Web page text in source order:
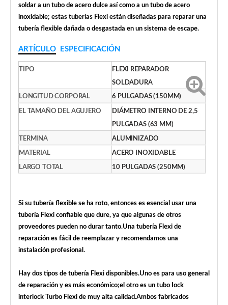
soldar a un tubo de acero dulce así como a un tubo de acero
inoxidable; estas tuberías Flexi están diseñadas para reparar una
tubería flexible dañada o desgastada en un sistema de escape.
ARTÍCULO ESPECIFICACIÓN
TIPO FLEXI REPARADOR
SOLDADURA
LONGITUD CORPORAL 6 PULGADAS (150MM)
EL TAMAÑO DEL AGUJERO DIÁMETRO INTERNO DE 2,5
PULGADAS (63 MM)
TERMINA ALUMINIZADO
MATERIAL ACERO INOXIDABLE
LARGO TOTAL 10 PULGADAS (250MM)
Si su tubería flexible se ha roto, entonces es esencial usar una
tubería Flexi confiable que dure, ya que algunas de otros
proveedores pueden no durar tanto.Una tubería Flexi de
reparación es fácil de reemplazar y recomendamos una
instalación profesional.
Hay dos tipos de tubería Flexi disponibles.Uno es para uso general
de reparación y es más económico;el otro es un tubo Iock
interlock Turbo Flexi de muy alta calidad.Ambos fabricados